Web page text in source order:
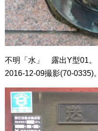
不明「水」 露出Y型01。
2016-12-09撮影(70-0335)。